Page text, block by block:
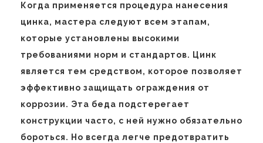
Когда применяется процедура нанесения
цинка, мастера следуют всем этапам,
которые установлены высокими
требованиями норм и стандартов. Цинк
является тем средством, которое позволяет
эффективно защищать ограждения от
коррозии. Эта беда подстерегает
конструкции часто, с ней нужно обязательно
бороться. Но всегда легче предотвратить